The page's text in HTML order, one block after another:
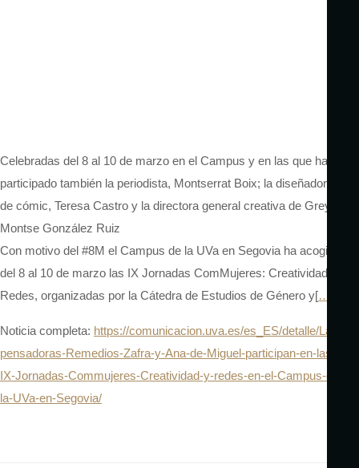
Celebradas del 8 al 10 de marzo en el Campus y en las que han
participado también la periodista, Montserrat Boix; la diseñadora
de cómic, Teresa Castro y la directora general creativa de Grey,
Montse González Ruiz
Con motivo del #8M el Campus de la UVa en Segovia ha acogido
del 8 al 10 de marzo las IX Jornadas ComMujeres: Creatividad y
Redes, organizadas por la Cátedra de Estudios de Género y[…
Noticia completa: https://comunicacion.uva.es/es_ES/detalle/Las-
pensadoras-Remedios-Zafra-y-Ana-de-Miguel-participan-en-las-
IX-Jornadas-Commujeres-Creatividad-y-redes-en-el-Campus-de-
la-UVa-en-Segovia/